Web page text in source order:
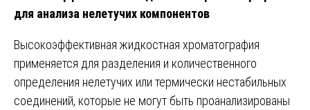
для анализа нелетучих компонентов
Высокоэффективная жидкостная хроматография
применяется для разделения и количественного
определения нелетучих или термически нестабильных
соединений, которые не могут быть проанализированы